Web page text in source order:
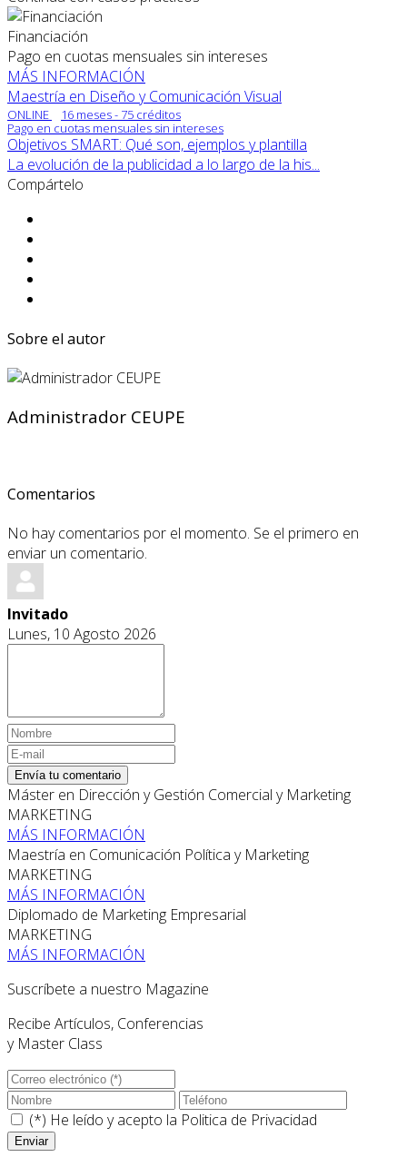
Financiación
Pago en cuotas mensuales sin intereses
MÁS INFORMACIÓN
Maestría en Diseño y Comunicación Visual
ONLINE
16 meses - 75 créditos
Pago en cuotas mensuales sin intereses
Objetivos SMART: Qué son, ejemplos y plantilla
La evolución de la publicidad a lo largo de la his...
Compártelo
Sobre el autor
Administrador CEUPE
Comentarios
No hay comentarios por el momento. Se el primero en
enviar un comentario.
Invitado
Lunes, 10 Agosto 2026
Envía tu comentario
Máster en Dirección y Gestión Comercial y Marketing
MARKETING
MÁS INFORMACIÓN
Maestría en Comunicación Política y Marketing
MARKETING
MÁS INFORMACIÓN
Diplomado de Marketing Empresarial
MARKETING
MÁS INFORMACIÓN
Suscríbete a nuestro Magazine
Recibe Artículos, Conferencias
y Master Class
(*) He leído y acepto la Politica de Privacidad